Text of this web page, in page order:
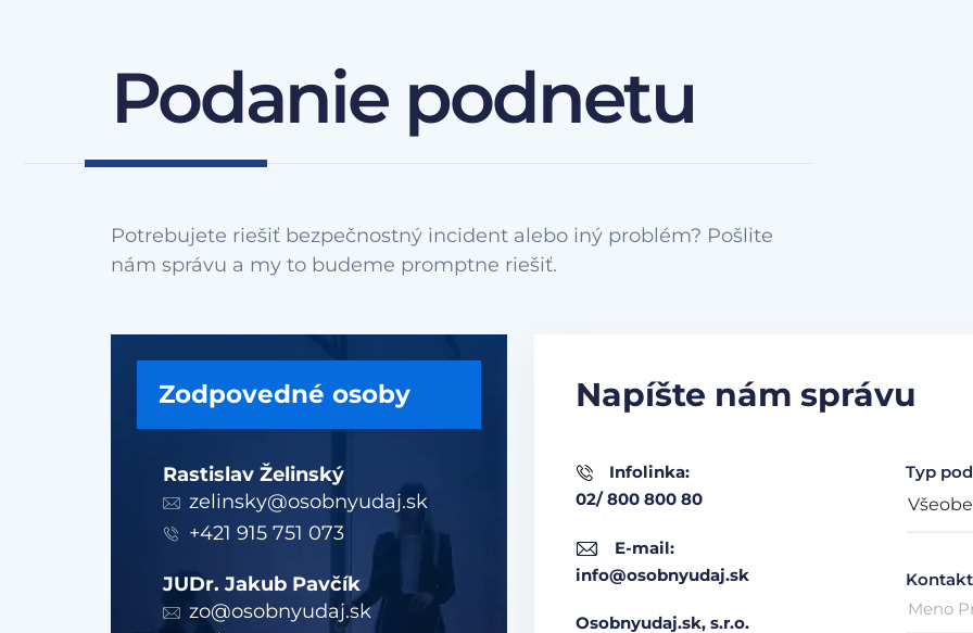
Podanie podnetu
Potrebujete riešiť bezpečnostný incident alebo iný problém? Pošlite
Zodpovedné osoby
Rastislav Želinský
zelinsky@osobnyudaj.sk
+421 915 751 073
JUDr. Jakub Pavčík
zo@osobnyudaj.sk
Napíšte nám správu
Infolinka:
02/ 800 800 80
E-mail:
info@osobnyudaj.sk
Osobnyudaj.sk, s.r.o.
Typ